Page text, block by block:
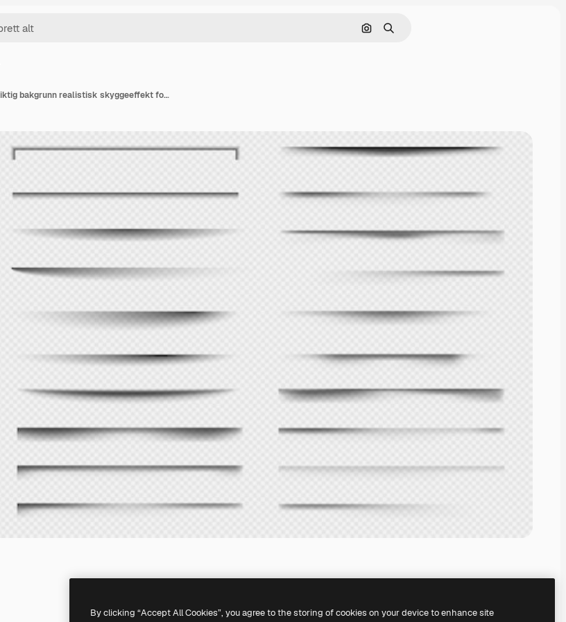
Søk etter bilde
Søk
Vektorskygger samling på gjennomsiktig bakgrunn realistisk skyggeeffekt for designplakat
By clicking “Accept All Cookies”, you agree to the storing of cookies on your device to enhance site